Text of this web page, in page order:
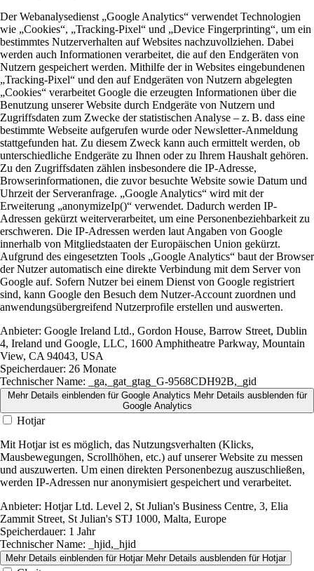
Der Webanalysedienst „Google Analytics“ verwendet Technologien
wie „Cookies“, „Tracking-Pixel“ und „Device Fingerprinting“, um ein
bestimmtes Nutzerverhalten auf Websites nachzuvollziehen. Dabei
werden auch Informationen verarbeitet, die auf den Endgeräten von
Nutzern gespeichert werden. Mithilfe der in Websites eingebundenen
„Tracking-Pixel“ und den auf Endgeräten von Nutzern abgelegten
„Cookies“ verarbeitet Google die erzeugten Informationen über die
Benutzung unserer Website durch Endgeräte von Nutzern und
Zugriffsdaten zum Zwecke der statistischen Analyse – z. B. dass eine
bestimmte Webseite aufgerufen wurde oder Newsletter-Anmeldung
stattgefunden hat. Zu diesem Zweck kann auch ermittelt werden, ob
unterschiedliche Endgeräte zu Ihnen oder zu Ihrem Haushalt gehören.
Zu den Zugriffsdaten zählen insbesondere die IP-Adresse,
Browserinformationen, die zuvor besuchte Website sowie Datum und
Uhrzeit der Serveranfrage. „Google Analytics“ wird mit der
Erweiterung „anonymizeIp()“ verwendet. Dadurch werden IP-
Adressen gekürzt weiterverarbeitet, um eine Personenbeziehbarkeit zu
erschweren. Die IP-Adressen werden laut Angaben von Google
innerhalb von Mitgliedstaaten der Europäischen Union gekürzt.
Aufgrund des eingesetzten Tools „Google Analytics“ baut der Browser
der Nutzer automatisch eine direkte Verbindung mit dem Server von
Google auf. Sofern Nutzer bei einem Dienst von Google registriert
sind, kann Google den Besuch dem Nutzer-Account zuordnen und
anwendungsübergreifend Nutzerprofile erstellen und auswerten.
Anbieter: Google Ireland Ltd., Gordon House, Barrow Street, Dublin
4, Ireland und Google, LLC, 1600 Amphitheatre Parkway, Mountain
View, CA 94043, USA
Speicherdauer: 26 Monate
Technischer Name: _ga,_gat_gtag_G-9568CDH92B,_gid
Mehr Details einblendenfür Google Analytics Mehr Details ausblendenfür
Google Analytics
Hotjar
Mit Hotjar ist es möglich, das Nutzungsverhalten (Klicks,
Mausbewegungen, Scrollhöhen, etc.) auf unserer Website zu messen
und auszuwerten. Um einen direkten Personenbezug auszuschließen,
werden IP-Adressen nur anonymisiert gespeichert und verarbeitet.
Anbieter: Hotjar Ltd. Level 2, St Julian's Business Centre, 3, Elia
Zammit Street, St Julian's STJ 1000, Malta, Europe
Speicherdauer: 1 Jahr
Technischer Name: _hjid,_hjid
Mehr Details einblenden für Hotjar Mehr Details ausblenden für Hotjar